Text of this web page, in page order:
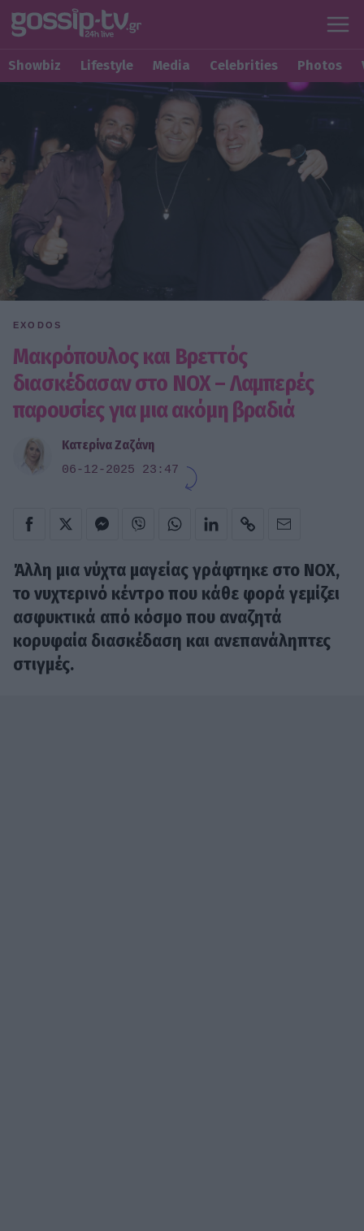
Showbiz Lifestyle Media Celebrities Photos
EXODOS
Μακρόπουλος και Βρεττός
διασκέδασαν στο NOX – Λαμπερές
παρουσίες για μια ακόμη βραδιά
Κατερίνα Ζαζάνη
06-12-2025 23:47
Άλλη μια νύχτα μαγείας γράφτηκε στο NOX,
το νυχτερινό κέντρο που κάθε φορά γεμίζει
ασφυκτικά από κόσμο που αναζητά
κορυφαία διασκέδαση και ανεπανάληπτες
στιγμές.